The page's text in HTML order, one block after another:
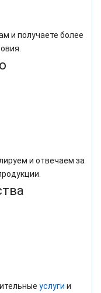
и получаете более
и отвечаем за
услуги и